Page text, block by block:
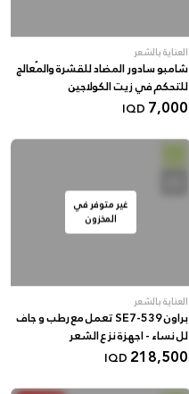
العناية بالشعر
شامبو سادور المضاد للقشرة والمُعالج
للتحكم في زيت الكولاجين
7,000
IQD
غير متوفر في
المخزون
العناية بالشعر
براون SE7-539 تعمل مع رطب و جاف
لل نساء - اجهزة نزع الشعر
218,500
IQD